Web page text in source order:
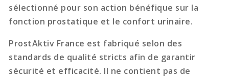
sélectionné pour son action bénéfique sur la
fonction prostatique et le confort urinaire.
ProstAktiv France est fabriqué selon des
standards de qualité stricts afin de garantir
sécurité et efficacité. Il ne contient pas de